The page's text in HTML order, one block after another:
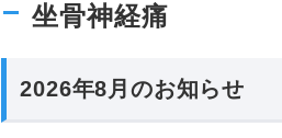
坐骨神経痛
2026年8月のお知らせ